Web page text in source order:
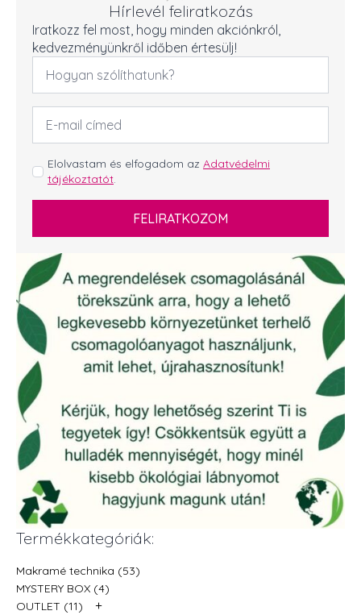
Hírlevél feliratkozás
Iratkozz fel most, hogy minden akciónkról,
kedvezményünkről időben értesülj!
Név
Email
cím
GDPR
*
Elolvastam és elfogadom az Adatvédelmi
tájékoztatót.
FELIRATKOZOM
Termékkategóriák:
Makramé technika (53)
MYSTERY BOX (4)
OUTLET (11)
+